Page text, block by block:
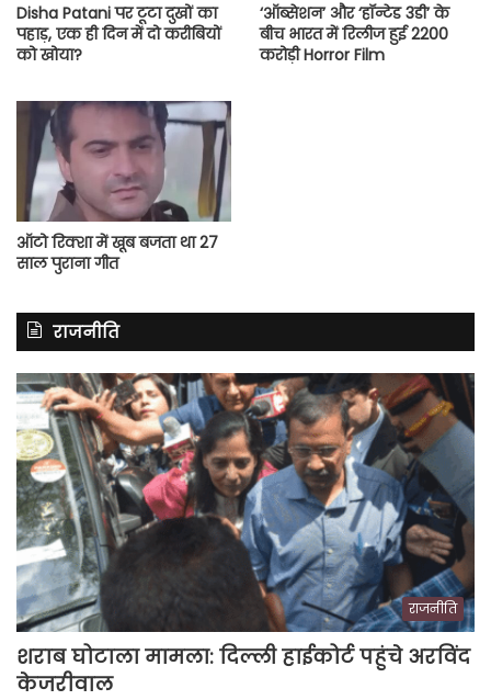
Disha Patani पर टूटा दुखों का
पहाड़, एक ही दिन में दो करीबियों
को खोया?
‘ऑब्सेशन’ और ‘हॉन्टेड 3डी’ के
बीच भारत में रिलीज हुई 2200
करोड़ी Horror Film
ऑटो रिक्शा में खूब बजता था 27
साल पुराना गीत
राजनीति
राजनीति
शराब घोटाला मामला: दिल्ली हाईकोर्ट पहुंचे अरविंद
केजरीवाल